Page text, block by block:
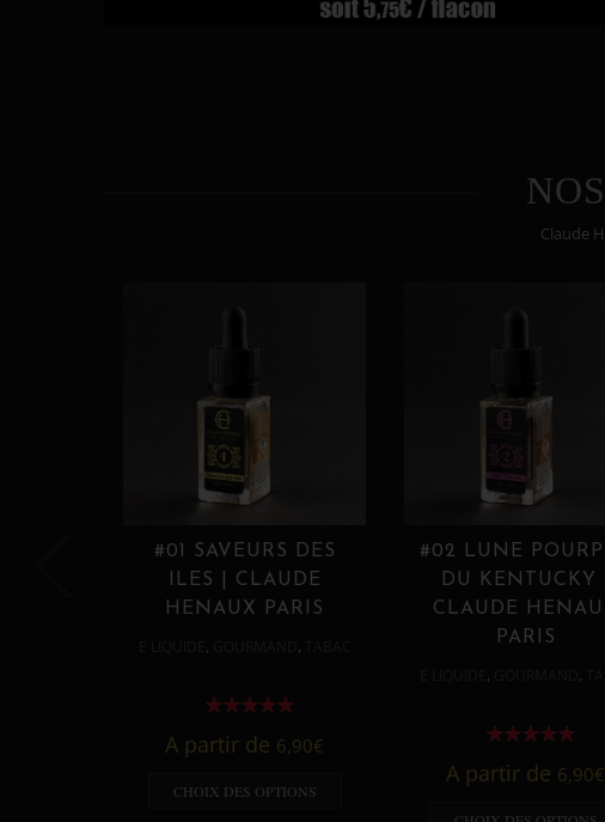
Claude
#01 SAVEURS DES
ILES | CLAUDE
HENAUX PARIS
, ,
A partir de 6,90€
CHOIX DES OPTIONS
#02 LUNE
DU KENTUCKY |
CLAUDE
PARIS
, ,
A partir de 6,90€